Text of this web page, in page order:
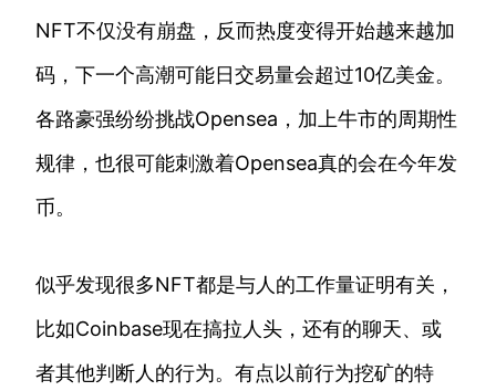
NFT不仅没有崩盘，反而热度变得开始越来越加
码，下一个高潮可能日交易量会超过10亿美金。
各路豪强纷纷挑战Opensea，加上牛市的周期性
规律，也很可能刺激着Opensea真的会在今年发
币。
似乎发现很多NFT都是与人的工作量证明有关，
比如Coinbase现在搞拉人头，还有的聊天、或
者其他判断人的行为。有点以前行为挖矿的特